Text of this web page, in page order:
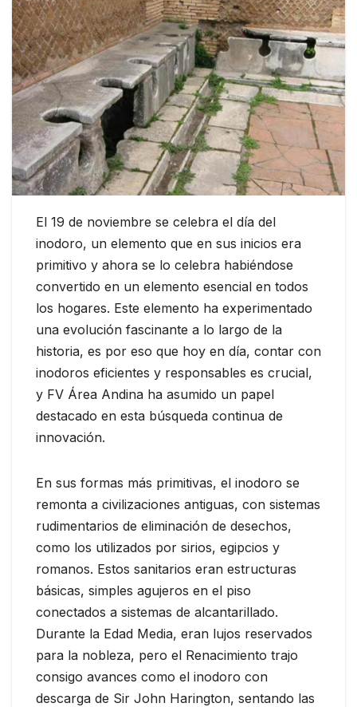
El 19 de noviembre se celebra el día del
inodoro, un elemento que en sus inicios era
primitivo y ahora se lo celebra habiéndose
convertido en un elemento esencial en todos
los hogares. Este elemento ha experimentado
una evolución fascinante a lo largo de la
historia, es por eso que hoy en día, contar con
inodoros eficientes y responsables es crucial,
y FV Área Andina ha asumido un papel
destacado en esta búsqueda continua de
innovación.
En sus formas más primitivas, el inodoro se
remonta a civilizaciones antiguas, con sistemas
rudimentarios de eliminación de desechos,
como los utilizados por sirios, egipcios y
romanos. Estos sanitarios eran estructuras
básicas, simples agujeros en el piso
conectados a sistemas de alcantarillado.
Durante la Edad Media, eran lujos reservados
para la nobleza, pero el Renacimiento trajo
consigo avances como el inodoro con
descarga de Sir John Harington, sentando las